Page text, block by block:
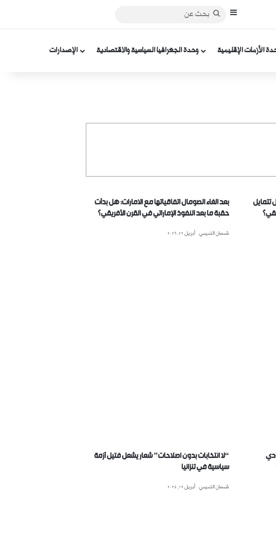
إضافة عمود جانبي
بحث
عن
الأزمات الإقليمية وحدة الجغرافيا السياسية والاقتصادية الإصدارات
بعد الغاء الصومال اتفاقياتها مع الامارات: هل بدأت
حقبة ما بعد النفوذ الإماراتي في القرن الأفريقي؟
شمسان التميمي أبريل 22, 2026
تتمايل
“لا انتخابات بدون اصلاحات” شعار يشعل فتيل أزمة
سياسية في تنزانيا
شمسان التميمي أبريل 19, 2025